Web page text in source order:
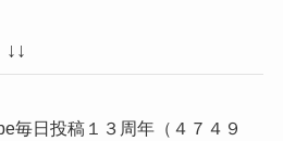
日投稿１３周年（４７４９